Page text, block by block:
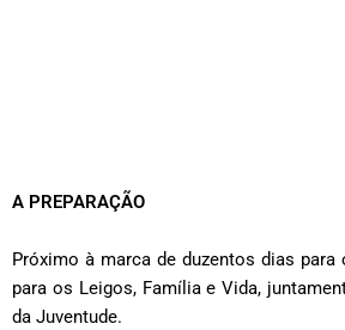
A PREPARAÇÃO
Próximo à marca de duzentos dias
para os Leigos, Família e Vida,
da Juventude.